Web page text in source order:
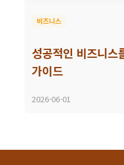
비즈니스
성공적인 비즈니스
가이드
2026-06-01